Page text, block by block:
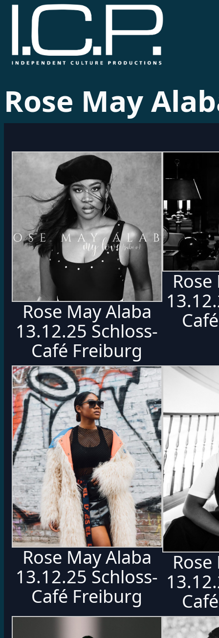
Rose May
Rose May Alaba
13.12.25 Schloss-
Café Freiburg
Rose May Alaba
13.12.25 Schloss-
Café Freiburg